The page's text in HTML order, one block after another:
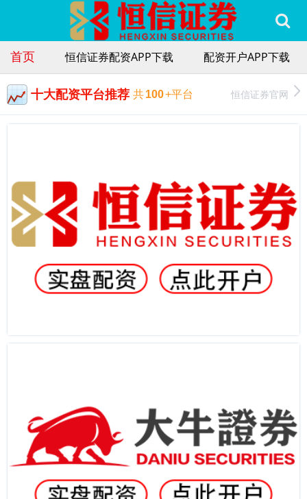
首页 恒信证券配资APP下载 配资开户APP下载
十大配资平台推荐 共100+平台 恒信证券官网